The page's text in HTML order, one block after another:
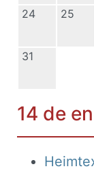
24 25
31
14 de